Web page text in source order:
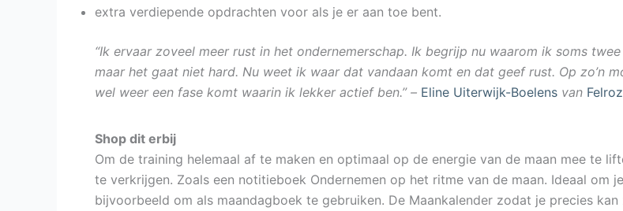
extra verdiepende opdrachten voor als je er aan toe bent.
“Ik ervaar zoveel meer rust in het ondernemerschap. Ik begrijp nu waarom ik soms
maar het gaat niet hard. Nu weet ik waar dat vandaan komt en dat geef rust. Op zo’n
wel weer een fase komt waarin ik lekker actief ben.” – Eline Uiterwijk-Boelens van
Shop dit erbij
Om de training helemaal af te maken en optimaal op de energie van de maan mee te
te verkrijgen. Zoals een notitieboek Ondernemen op het ritme van de maan. Ideaal om
bijvoorbeeld om als maandagboek te gebruiken. De Maankalender zodat je precies